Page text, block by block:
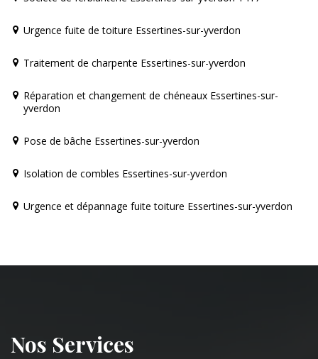
Urgence fuite de toiture Essertines-sur-yverdon
Traitement de charpente Essertines-sur-yverdon
Réparation et changement de chéneaux Essertines-sur-
yverdon
Pose de bâche Essertines-sur-yverdon
Isolation de combles Essertines-sur-yverdon
Urgence et dépannage fuite toiture Essertines-sur-yverdon
Nos Services